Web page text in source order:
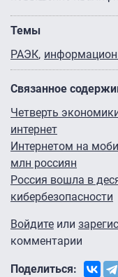
Темы
РАЭК
Связанное
Четверть
интернет
Интернетом на
млн россиян
Россия вошла в
кибербезопасности
Войдите или
комментарии
Поделиться: